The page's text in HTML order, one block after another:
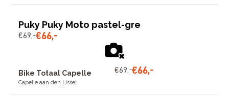
Puky Puky Moto pastel-gre
€69,-€66,-
Bike Totaal Capelle
Capelle aan den IJssel
€69,-€66,-